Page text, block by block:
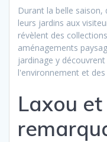
Durant la belle
leurs jardins aux
révèlent des
aménagements
jardinage y
l'environnement et
Laxou